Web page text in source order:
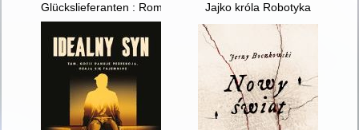
Glückslieferanten : Roman Jajko króla Robotyka